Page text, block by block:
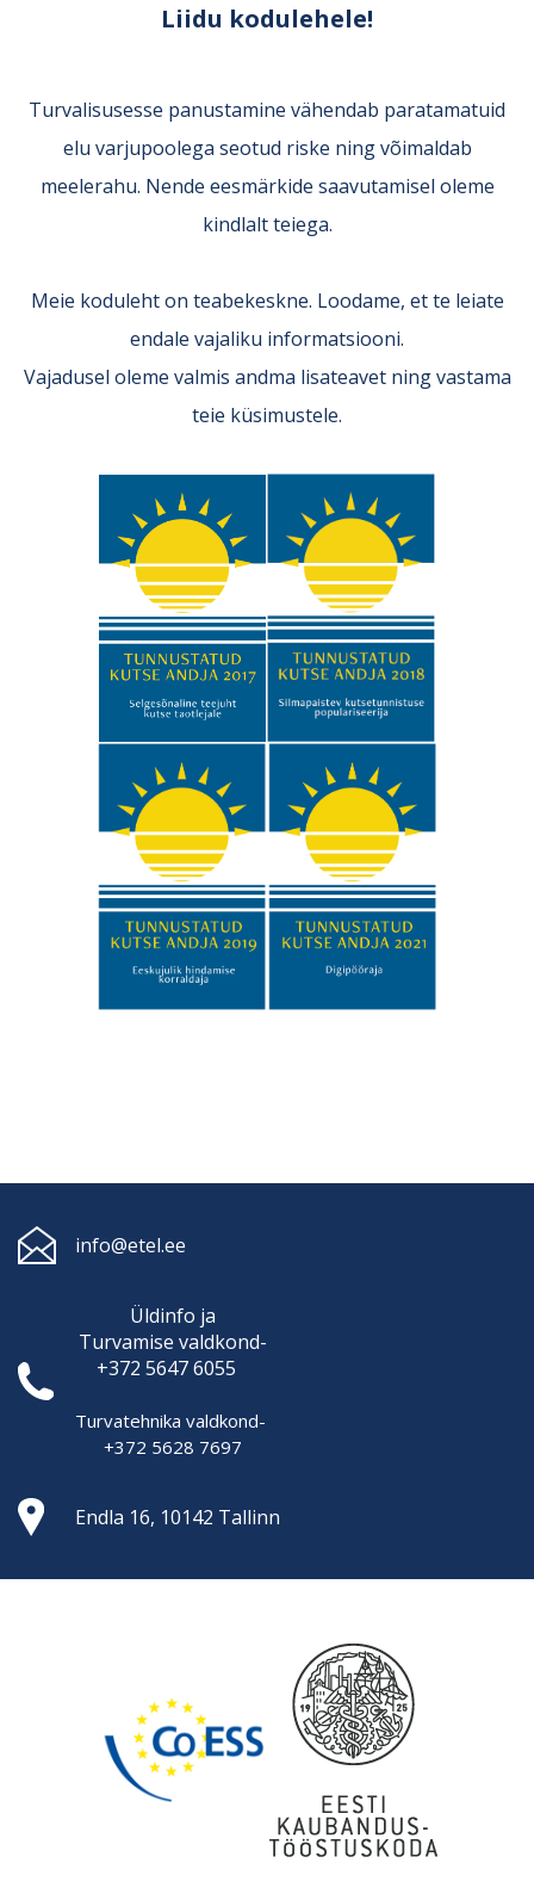
Liidu kodulehele!
Turvalisusesse panustamine vähendab paratamatuid
elu varjupoolega seotud riske ning võimaldab
meelerahu. Nende eesmärkide saavutamisel oleme
kindlalt teiega.
Meie koduleht on teabekeskne. Loodame, et te leiate
endale vajaliku informatsiooni.
Vajadusel oleme valmis andma lisateavet ning vastama
teie küsimustele.
info@etel.ee
Üldinfo ja
Turvamise valdkond-
+372 5647 6055
Turvatehnika valdkond-
+372 5628 7697
Endla 16, 10142 Tallinn